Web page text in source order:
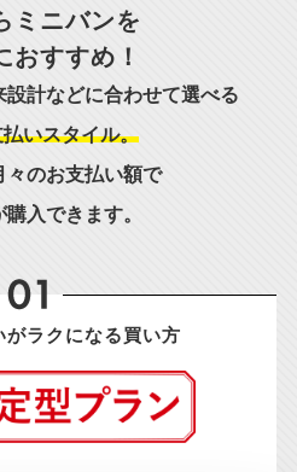
ミニバンを
おすすめ！
計などに合わせて選べる
いスタイル。
々のお支払い額で
入できます。
がラクになる買い方